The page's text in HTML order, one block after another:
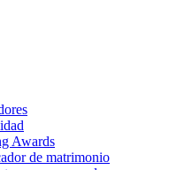
Awards
de matrimonio